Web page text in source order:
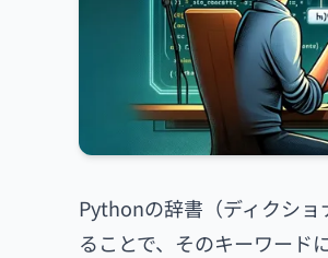
Pythonの辞書（ディクシ
ることで、そのキーワード